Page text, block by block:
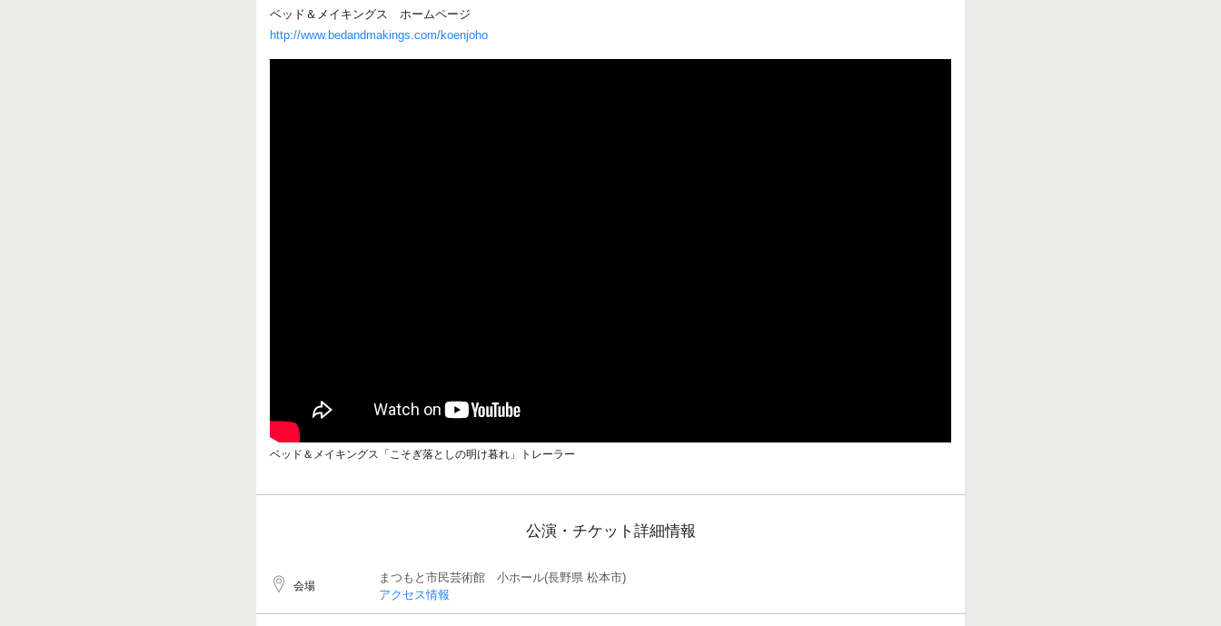
ベッド＆メイキングス ホームページ
http://www.bedandmakings.com/koenjoho
ベッド＆メイキングス「こそぎ落としの明け暮れ」トレーラー
公演・チケット詳細情報
会場
まつもと市民芸術館 小ホール(長野県 松本市)
アクセス情報